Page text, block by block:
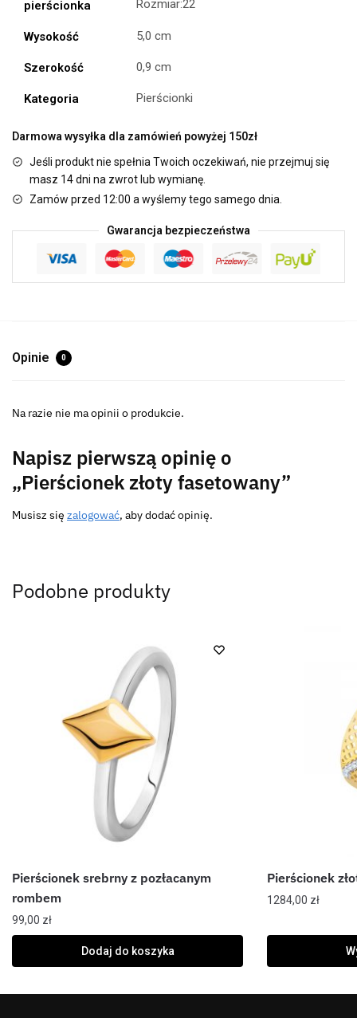
pierścionka Rozmiar:22
Wysokość 5,0 cm
Szerokość 0,9 cm
Kategoria Pierścionki
Darmowa wysyłka dla zamówień powyżej 150zł
Jeśli produkt nie spełnia Twoich oczekiwań, nie przejmuj się
masz 14 dni na zwrot lub wymianę.
Zamów przed 12:00 a wyślemy tego samego dnia.
Gwarancja bezpieczeństwa
Opinie 0
Na razie nie ma opinii o produkcie.
Napisz pierwszą opinię o
„Pierścionek złoty fasetowany”
Musisz się zalogować, aby dodać opinię.
Podobne produkty
Pierścionek srebrny z pozłacanym
rombem
99,00 zł
Dodaj do koszyka
Pierścionek
1284,00 zł